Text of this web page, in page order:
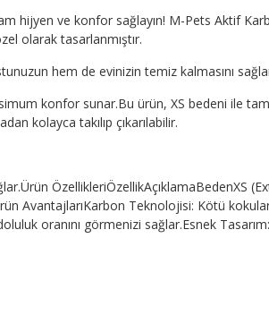
ve konfor sağlayın! M-Pets Aktif
olarak tasarlanmıştır.
hem de evinizin temiz kalmasını
konfor sunar.Bu ürün, XS bedeni ile
kolayca takılıp çıkarılabilir.
ÖzellikleriÖzellikAçıklamaBedenXS
AvantajlarıKarbon Teknolojisi: Kötü
oranını görmenizi sağlar.Esnek